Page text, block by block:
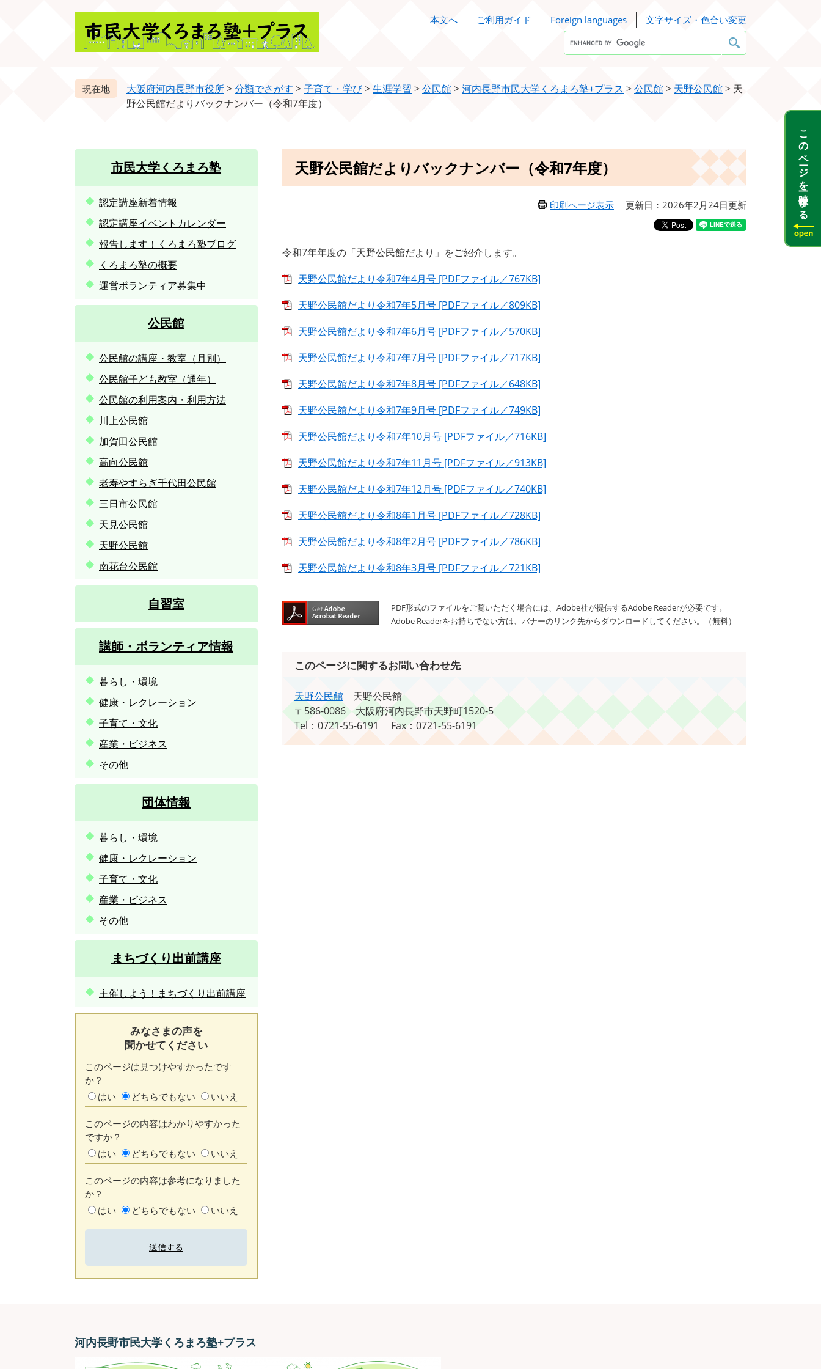
本文へ ご利用ガイド Foreign languages
文字サイズ・色合い変更
Google
カ
ス
索
大阪府河内長野市役所>分類でさがす >子育て・学び>生涯学習 >公民館>河内長野市民大学くろまろ塾+プラス >公民館> 天野公民館> 天
野公民館だよりバックナンバー（令和7年度）
天野公民館だよりバックナンバー（令和7年度）
印刷ページ表示 更新日：2026年2月24日更新
令和7年年度の「天野公民館だより」をご紹介します。
天野公民館だより令和7年4月号 [PDFファイル／767KB]
天野公民館だより令和7年5月号 [PDFファイル／809KB]
天野公民館だより令和7年6月号 [PDFファイル／570KB]
天野公民館だより令和7年7月号 [PDFファイル／717KB]
天野公民館だより令和7年8月号 [PDFファイル／648KB]
天野公民館だより令和7年9月号 [PDFファイル／749KB]
天野公民館だより令和7年10月号 [PDFファイル／716KB]
天野公民館だより令和7年11月号 [PDFファイル／913KB]
天野公民館だより令和7年12月号 [PDFファイル／740KB]
天野公民館だより令和8年1月号 [PDFファイル／728KB]
天野公民館だより令和8年2月号 [PDFファイル／786KB]
天野公民館だより令和8年3月号 [PDFファイル／721KB]
PDF形式のファイルをご覧いただく場合には、Adobe社が提供するAdobe Readerが必要です。
Adobe Readerをお持ちでない方は、バナーのリンク先からダウンロードしてください。（無料）
このページに関するお問い合わせ先
天野公民館
天野公民館
〒586-0086
大阪府河内長野市天野町1520-5
Tel：0721-55-6191
Fax：0721-55-6191
市民大学くろまろ塾
認定講座新着情報
認定講座イベントカレンダー
報告します！くろまろ塾ブログ
くろまろ塾の概要
運営ボランティア募集中
公民館
公民館の講座・教室（月別）
公民館子ども教室（通年）
公民館の利用案内・利用方法
川上公民館
加賀田公民館
高向公民館
老寿やすらぎ千代田公民館
三日市公民館
天見公民館
天野公民館
南花台公民館
自習室
講師・ボランティア情報
暮らし・環境
健康・レクレーション
子育て・文化
産業・ビジネス
その他
団体情報
暮らし・環境
健康・レクレーション
子育て・文化
産業・ビジネス
その他
まちづくり出前講座
主催しよう！まちづくり出前講座
みなさまの声を
聞かせてください
このページは見つけやすかったです
か？
はい
どちらでもない いいえ
このページの内容はわかりやすかった
ですか？
はい
どちらでもない いいえ
このページの内容は参考になりました
か？
はい
どちらでもない いいえ
河内長野市民大学くろまろ塾+プラス
このページを一時保存する